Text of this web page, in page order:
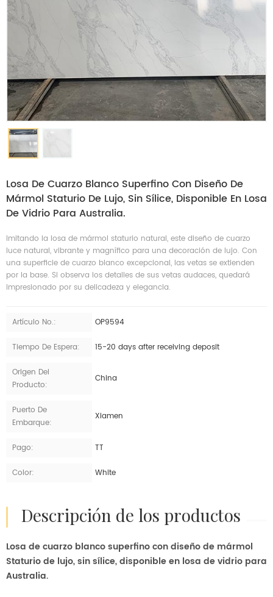
Losa De Cuarzo Blanco Superfino Con Diseño De
Mármol Staturio De Lujo, Sin Sílice, Disponible En Losa
De Vidrio Para Australia.
Imitando la losa de mármol staturio natural, este diseño de cuarzo
luce natural, vibrante y magnífico para una decoración de lujo. Con
una superficie de cuarzo blanco excepcional, las vetas se extienden
por la base. Si observa los detalles de sus vetas audaces, quedará
impresionado por su delicadeza y elegancia.
Artículo No.: OP9594
Tiempo De Espera: 15-20 days after receiving deposit
Origen Del
Producto:
China
Puerto De
Embarque:
Xiamen
Pago: TT
Color: White
descripción de los productos
Losa de cuarzo blanco superfino con diseño de mármol
Staturio de lujo, sin sílice, disponible en losa de vidrio para
Australia.